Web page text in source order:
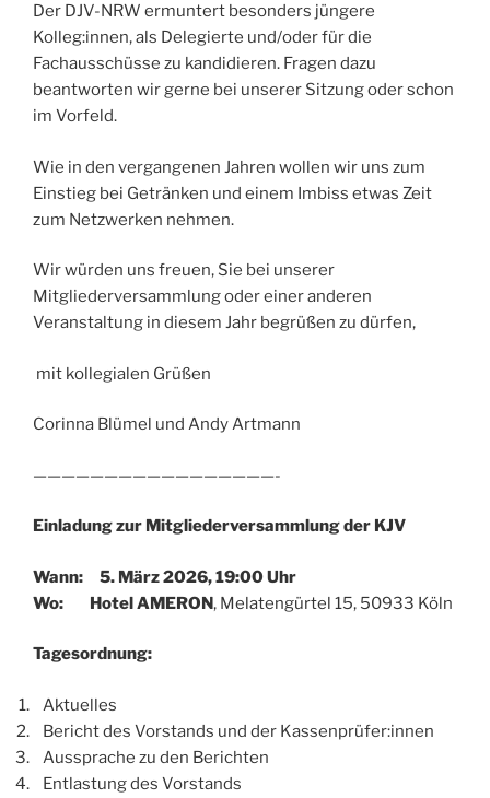
Der DJV-NRW ermuntert besonders jüngere
Kolleg:innen, als Delegierte und/oder für die
Fachausschüsse zu kandidieren. Fragen dazu
beantworten wir gerne bei unserer Sitzung oder schon
im Vorfeld.
Wie in den vergangenen Jahren wollen wir uns zum
Einstieg bei Getränken und einem Imbiss etwas Zeit
zum Netzwerken nehmen.
Wir würden uns freuen, Sie bei unserer
Mitgliederversammlung oder einer anderen
Veranstaltung in diesem Jahr begrüßen zu dürfen,
mit kollegialen Grüßen
Corinna Blümel und Andy Artmann
—————————————————-
Einladung zur Mitgliederversammlung der KJV
Wann: 5. März 2026, 19:00 Uhr
Wo: Hotel AMERON, Melatengürtel 15, 50933 Köln
Tagesordnung:
Aktuelles
Bericht des Vorstands und der Kassenprüfer:innen
Aussprache zu den Berichten
Entlastung des Vorstands